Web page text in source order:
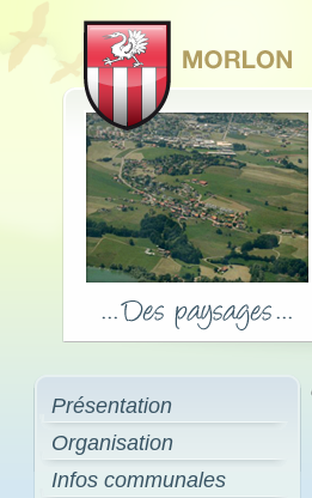
Présentation
Organisation
Infos communales